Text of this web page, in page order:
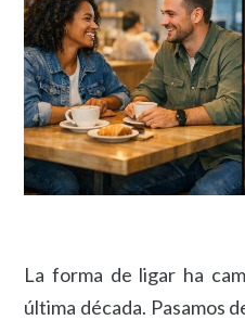
La forma de ligar ha
última década. Pasamos